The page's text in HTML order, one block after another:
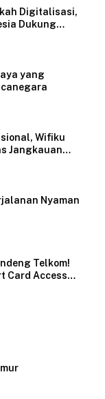
Digitalisasi,
Dukung
yang
Wifiku
Jangkauan
Nyaman
Telkom!
Card Access